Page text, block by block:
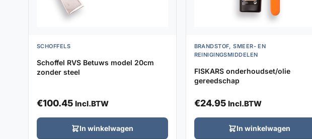
SCHOFFELS
Schoffel RVS Betuws model 20cm
zonder steel
€100.45 Incl.BTW
In winkelwagen
BRANDSTOF, SMEER- EN
REINIGINGSMIDDELEN
FISKARS onderhoudset/olie
gereedschap
€24.95 Incl.BTW
In winkelwagen